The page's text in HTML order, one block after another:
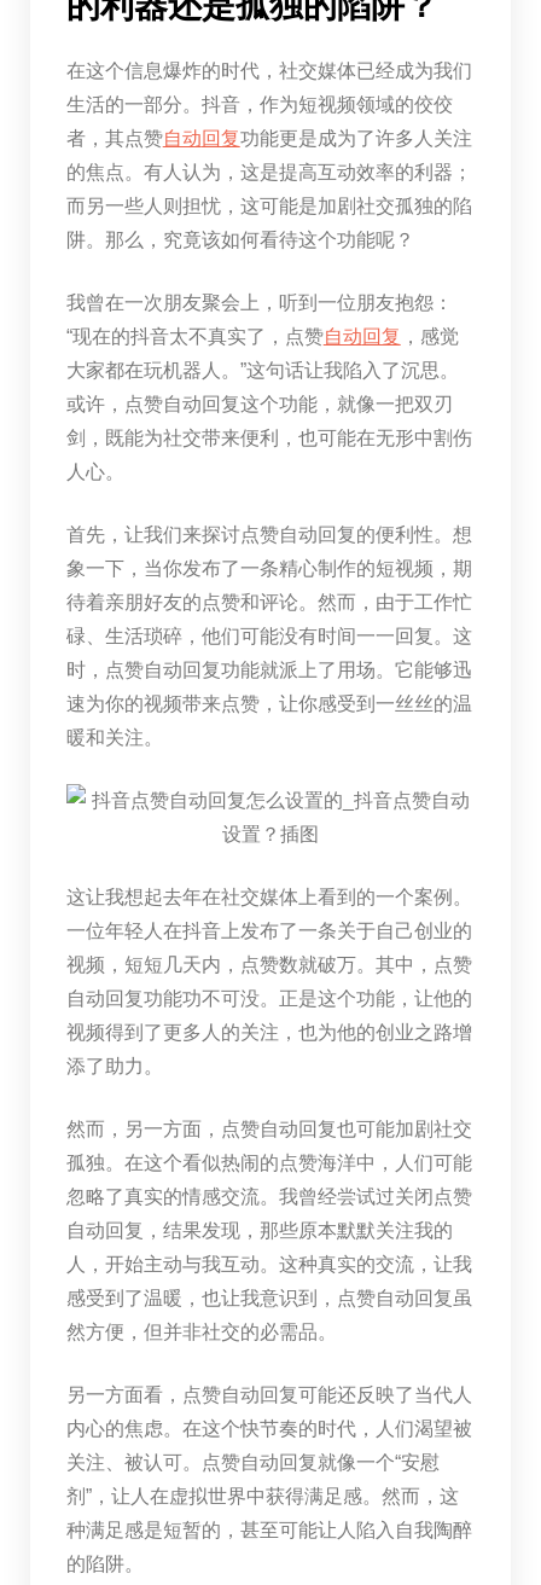
在这个信息爆炸的时代，社交媒体已经成为我们
生活的一部分。抖音，作为短视频领域的佼佼
者，其点赞自动回复功能更是成为了许多人关注
的焦点。有人认为，这是提高互动效率的利器；
而另一些人则担忧，这可能是加剧社交孤独的陷
阱。那么，究竟该如何看待这个功能呢？
我曾在一次朋友聚会上，听到一位朋友抱怨：
“现在的抖音太不真实了，点赞自动回复 ，感觉
大家都在玩机器人。”这句话让我陷入了沉思。
或许，点赞自动回复这个功能，就像一把双刃
剑，既能为社交带来便利，也可能在无形中割伤
人心。
首先，让我们来探讨点赞自动回复的便利性。想
象一下，当你发布了一条精心制作的短视频，期
待着亲朋好友的点赞和评论。然而，由于工作忙
碌、生活琐碎，他们可能没有时间一一回复。这
时，点赞自动回复功能就派上了用场。它能够迅
速为你的视频带来点赞，让你感受到一丝丝的温
暖和关注。
这让我想起去年在社交媒体上看到的一个案例。
一位年轻人在抖音上发布了一条关于自己创业的
视频，短短几天内，点赞数就破万。其中，点赞
自动回复功能功不可没。正是这个功能，让他的
视频得到了更多人的关注，也为他的创业之路增
添了助力。
然而，另一方面，点赞自动回复也可能加剧社交
孤独。在这个看似热闹的点赞海洋中，人们可能
忽略了真实的情感交流。我曾经尝试过关闭点赞
自动回复，结果发现，那些原本默默关注我的
人，开始主动与我互动。这种真实的交流，让我
感受到了温暖，也让我意识到，点赞自动回复虽
然方便，但并非社交的必需品。
另一方面看，点赞自动回复可能还反映了当代人
内心的焦虑。在这个快节奏的时代，人们渴望被
关注、被认可。点赞自动回复就像一个“安慰
剂”，让人在虚拟世界中获得满足感。然而，这
种满足感是短暂的，甚至可能让人陷入自我陶醉
的陷阱。